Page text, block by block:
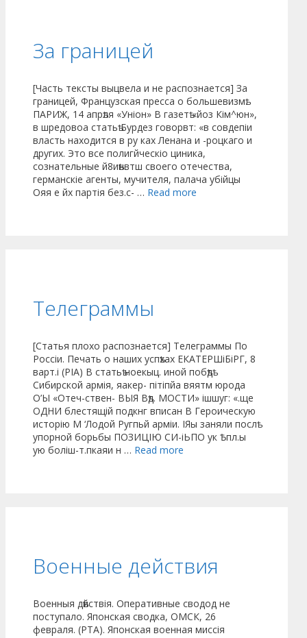
За границей
[Часть тексты выцвела и не распознается] За
границей, Французская пресса о большевизмѣ.
ПАРИЖ, 14 апрѣля «Уніон» В газетѣ «йоз Кім^юн»,
в шредовоа статьѣ Бурдез говорвт: «в совдепіи
власть находится в ру ках Ленана и -роцкаго и
других. Это все полигйческіо циника,
сознательные й8иѣнвтш своего отечества,
германскіе агенты, мучителя, палача убійцы
Ояя е йх партія без.с- … Read more
Телеграммы
[Статья плохо распознается] Телеграммы По
Россіи. Печать о наших успѣхах ЕКАТЕРШіБіРГ, 8
варт.і (РІА) В статьѣ ноекыц. иной побѣдѣ
Сибирской армія, яакер- пітіпйа вяятм юрода
О’Ы «Отеч-ствен- ВЫЯ Вѣд. МОСТИ» ішшуг: «.ще
ОДНИ блестящій подкнг вписан В Героическую
исторію М ‘Лодой Ругпьй арміи. ІЯы заняли послѣ
упорной борьбы ПОЗИЦІЮ СИ-іЬПО ук Ѣпл.ы
ую боліш-т.пкаяи н … Read more
Военные действия
Военныя дѣйствія. Оперативные сводод не
поступало. Японская сводка, ОМСК, 26
февраля. (РТА). Японская военная миссія